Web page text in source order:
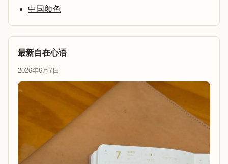
中国颜色
最新自在心语
2026年6月7日